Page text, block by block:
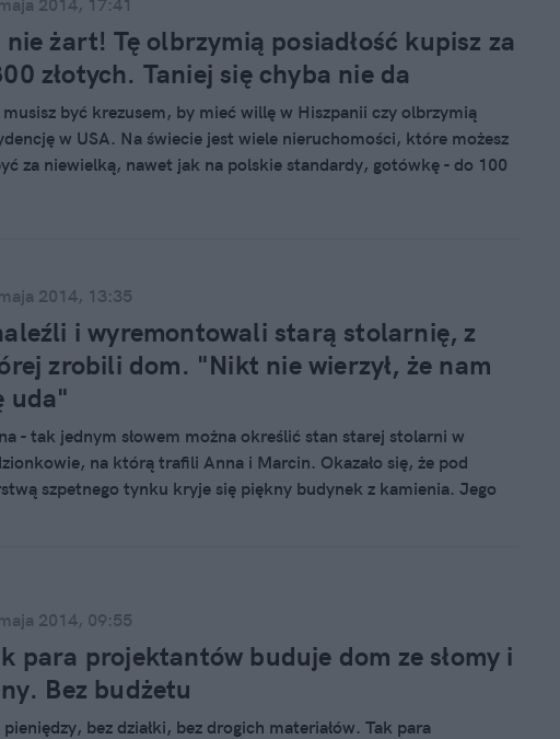
2014, 17:41
nie żart! Tę olbrzymią posiadłość kupisz za
złotych. Taniej się chyba nie da
musisz być krezusem, by mieć willę w Hiszpanii czy olbrzymią
w USA. Na świecie jest wiele nieruchomości, które możesz
za niewielką, nawet jak na polskie standardy, gotówkę - do 100
2014, 13:35
i wyremontowali starą stolarnię, z
zrobili dom. "Nikt nie wierzył, że nam
uda"
- tak jednym słowem można określić stan starej stolarni w
na którą trafili Anna i Marcin. Okazało się, że pod
szpetnego tynku kryje się piękny budynek z kamienia. Jego
po desce, a ja przywoziłam mu obiadki - mówi Anna
2014, 09:55
para projektantów buduje dom ze słomy i
Bez budżetu
pieniędzy, bez działki, bez drogich materiałów. Tak para